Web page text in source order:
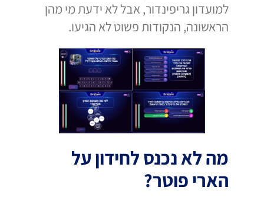
למועדון גריפינדור, אבל לא ידעת מי מהן
הראשונה, הנקודות פשוט לא הגיעו.
מה לא נכנס לחידון על
הארי פוטר?